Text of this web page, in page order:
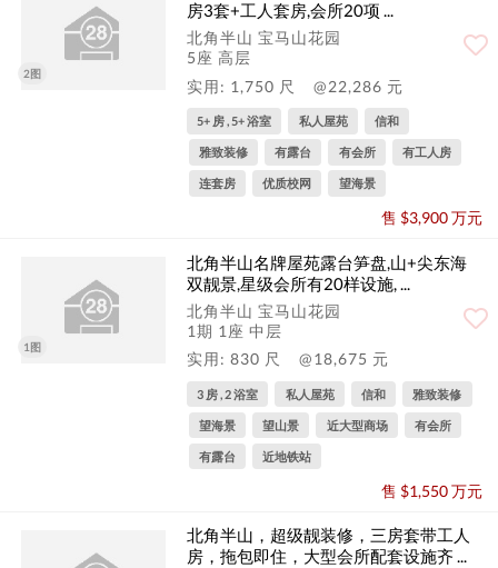
2图
房3套+工人套房,会所20项 ...
北角半山 宝马山花园
5座 高层
实用: 1,750 尺
@22,286 元
5+ 房 , 5+ 浴室 私人屋苑 信和
雅致装修 有露台 有会所 有工人房
连套房 优质校网 望海景
售 $3,900 万元
1图
北角半山名牌屋苑露台笋盘,山+尖东海
双靓景,星级会所有20样设施, ...
北角半山 宝马山花园
1期 1座 中层
实用: 830 尺
@18,675 元
3 房 , 2 浴室 私人屋苑 信和 雅致装修
望海景 望山景 近大型商场 有会所
有露台 近地铁站
售 $1,550 万元
北角半山，超级靓装修，三房套带工人
房，拖包即住，大型会所配套设施齐 ...